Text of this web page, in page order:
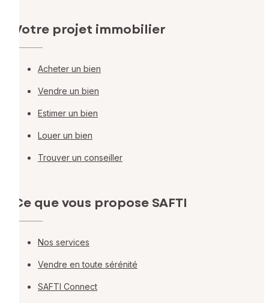
Votre projet immobilier
Acheter un bien
Vendre un bien
Estimer un bien
Louer un bien
Trouver un conseiller
Ce que vous propose SAFTI
Nos services
Vendre en toute sérénité
SAFTI Connect